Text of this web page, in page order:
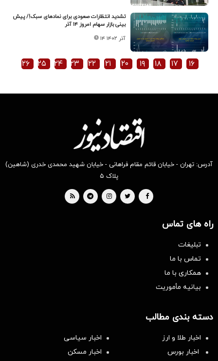
تشدید انتظارات صعودی برای نمادهای سبک!/ پیش
بینی بازار سهام امروز ۱۴ آذر
۱۴ آذر ۱۴۰۲
۱۶ ۱۷ ۱۸ ۱۹ ۲۰ ۲۱ ۲۲ ۲۳ ۲۴ ۲۵ ۲۶
آدرس: تهران - خیابان قائم مقام فراهانی - خیابان شهید محمدی خدری (شاهین)
پلاک ۵
راه های تماس
تبلیغات
تماس با ما
همکاری با ما
بیانیه مأموریت
دسته بندی مطالب
اخبار طلا و ارز
اخبار سیاسی
اخبار بورس
اخبار مسکن